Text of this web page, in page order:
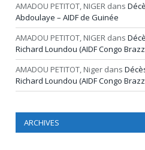
AMADOU PETITOT, NIGER dans
Abdoulaye – AIDF de Guinée
AMADOU PETITOT, NIGER dans
Richard Loundou (AIDF Congo
AMADOU PETITOT, Niger dans
Richard Loundou (AIDF Congo
ARCHIVES